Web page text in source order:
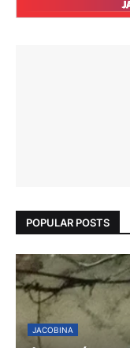
POPULAR POSTS
JACOBINA